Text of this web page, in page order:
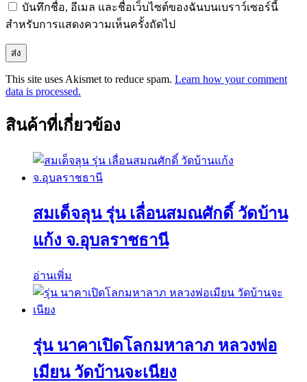
บันทึกชื่อ, อีเมล และชื่อเว็บไซต์ของฉันบนเบราว์เซอร์นี้
สำหรับการแสดงความเห็นครั้งถัดไป
This site uses Akismet to reduce spam. Learn how your comment
data is processed.
สินค้าที่เกี่ยวข้อง
สมเด็จลุน รุ่น เลื่อนสมณศักดิ์ วัดบ้าน
แก้ง จ.อุบลราชธานี
อ่านเพิ่ม
รุ่น นาคาเปิดโลกมหาลาภ หลวงพ่อ
เมียน วัดบ้านจะเนียง